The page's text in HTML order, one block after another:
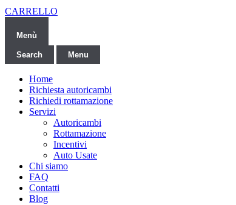
CARRELLO
Menù
Search Menu
Home
Richiesta autoricambi
Richiedi rottamazione
Servizi
Autoricambi
Rottamazione
Incentivi
Auto Usate
Chi siamo
FAQ
Contatti
Blog